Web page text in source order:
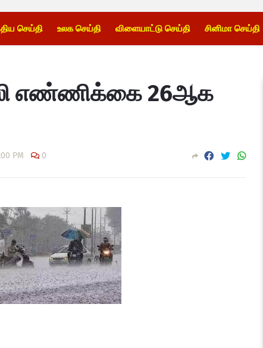
செய்தி உலக செய்தி விளையாட்டு செய்தி சினிமா செய்தி
எண்ணிக்கை 26ஆக
PM 0